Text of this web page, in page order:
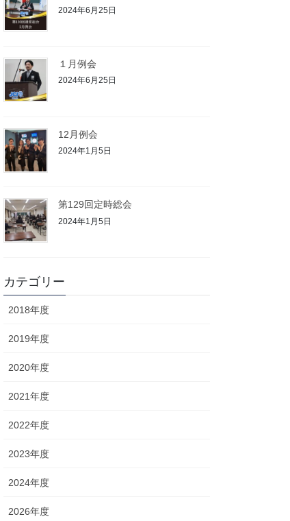
2024年6月25日
１月例会
2024年6月25日
12月例会
2024年1月5日
第129回定時総会
2024年1月5日
カテゴリー
2018年度
2019年度
2020年度
2021年度
2022年度
2023年度
2024年度
2026年度